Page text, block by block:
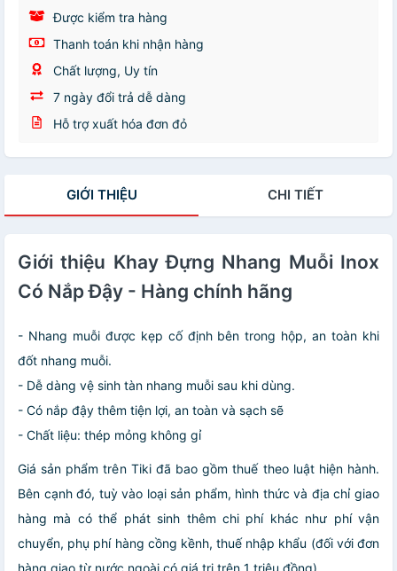
Được kiểm tra hàng
Thanh toán khi nhận hàng
Chất lượng, Uy tín
7 ngày đổi trả dễ dàng
Hỗ trợ xuất hóa đơn đỏ
GIỚI THIỆU CHI TIẾT
Giới thiệu Khay Đựng Nhang Muỗi Inox
Có Nắp Đậy - Hàng chính hãng
- Nhang muỗi được kẹp cố định bên trong hộp, an toàn khi
đốt nhang muỗi.
- Dễ dàng vệ sinh tàn nhang muỗi sau khi dùng.
- Có nắp đậy thêm tiện lợi, an toàn và sạch sẽ
- Chất liệu: thép mỏng không gỉ
Giá sản phẩm trên Tiki đã bao gồm thuế theo luật hiện hành.
Bên cạnh đó, tuỳ vào loại sản phẩm, hình thức và địa chỉ giao
hàng mà có thể phát sinh thêm chi phí khác như phí vận
chuyển, phụ phí hàng cồng kềnh, thuế nhập khẩu (đối với đơn